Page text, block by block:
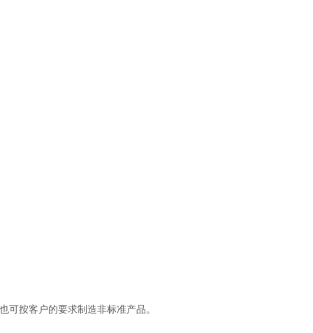
可按客户的要求制造非标准产品。